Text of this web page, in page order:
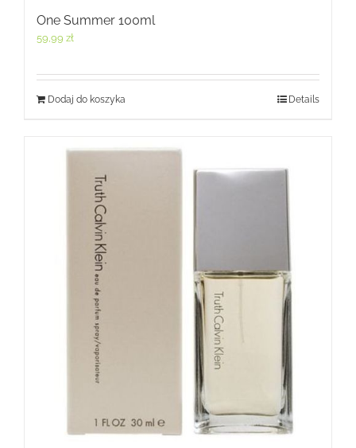
One Summer 100ml
59,99 zł
Dodaj do koszyka Details